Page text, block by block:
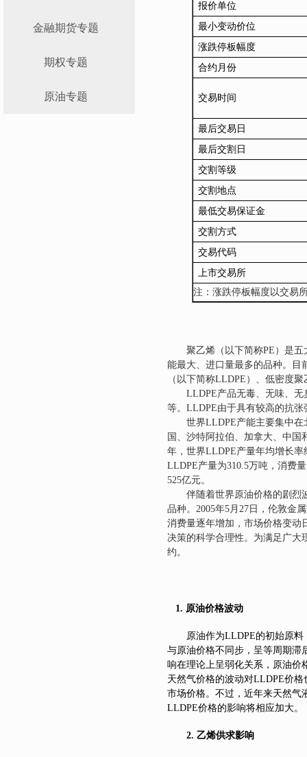
金融期货专题
期权专题
原油专题
报价单位
最小变动价位
涨跌停板幅度
合约月份
交易时间
最后交易日
最后交割日
交割等级
交割地点
最低交易保证金
交割方式
交易代码
上市交易所
注：涨跌停板幅度以交易
聚乙烯（以下简称PE）是
能最大、进口量最多的品种。目
（以下简称LLDPE）、低密度
LLDPE产品无毒、无味、
等。LLDPE由于具有较高的抗
世界LLDPE产能主要集中
国、沙特阿拉伯、加拿大、中国
年，世界LLDPE产量年均增长率
LLDPE产量为310.5万吨，消费
525亿元。
伴随着世界原油价格的剧烈
品种。2005年5月27日，伦敦金
消费量逐年增加，市场价格变动
决策的科学合理性。为满足广大
约。
1. 原油价格波动
原油作为LLDPE的初始原
与原油价格不同步，呈等周期滞
响在理论上呈弱化关系，原油价
天然气价格的波动对LLDPE价
市场价格。不过，近年来天然气
LLDPE价格的影响将相应加大。
2. 乙烯供求影响